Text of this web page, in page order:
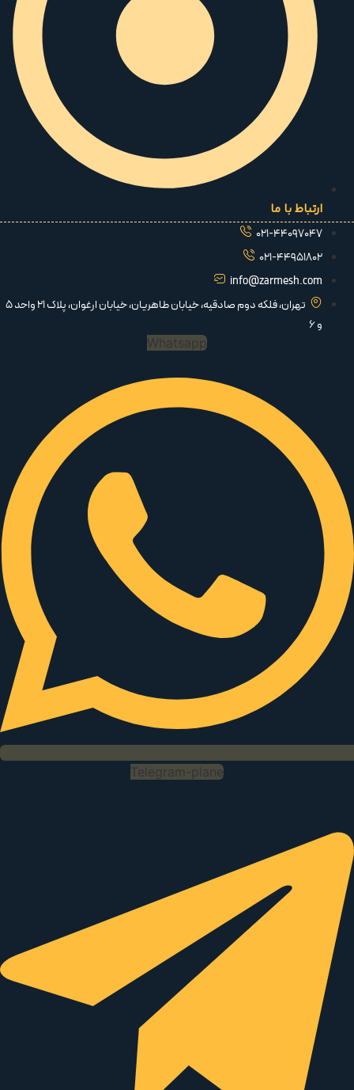
ارتباط با ما
021-44097047
021-44951802
info@zarmesh.com
تهران، فلکه دوم صادقیه، خیابان طاهریان، خیابان ارغوان، پلاک 21 واحد 5
و 6
Whatsapp
Telegram-plane